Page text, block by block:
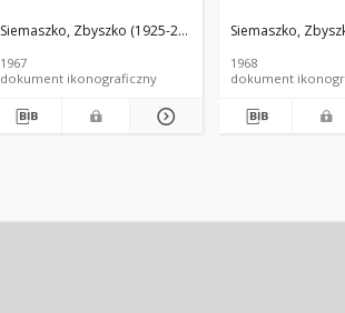
Siemaszko, Zbyszko (1925-2015).
1967
dokument ikonograficzny
miasta, widok
strony
Siemaszko,
1968
dokument